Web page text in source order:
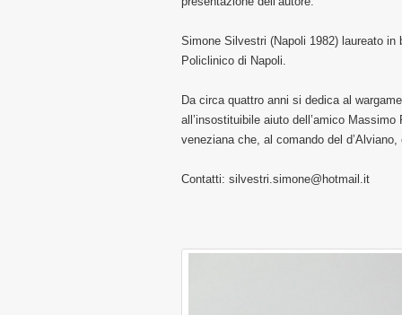
Simone Silvestri (Napoli 1982) laureato
Policlinico di Napoli.
Da circa quattro anni si dedica al
all’insostituibile aiuto dell’amico
veneziana che, al comando del
Contatti: silvestri.simone@hotmail.it